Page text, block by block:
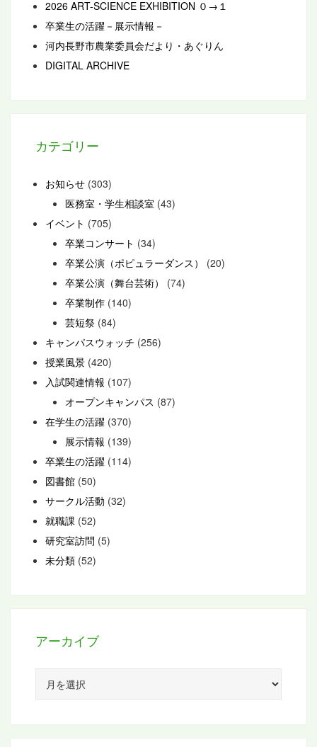
2026 ART-SCIENCE EXHIBITION ０→１
卒業生の活躍－展示情報－
河内長野市農業委員会だより・あぐりん
DIGITAL ARCHIVE
カテゴリー
お知らせ (303)
医務室・学生相談室 (43)
イベント (705)
卒業コンサート (34)
卒業公演（ポピュラーダンス）
(20)
卒業公演（舞台芸術）
(74)
卒業制作 (140)
芸短祭 (84)
キャンパスウォッチ (256)
授業風景 (420)
入試関連情報 (107)
オープンキャンパス (87)
在学生の活躍 (370)
展示情報 (139)
卒業生の活躍 (114)
図書館 (50)
サークル活動 (32)
就職課 (52)
研究室訪問 (5)
未分類 (52)
アーカイブ
カ